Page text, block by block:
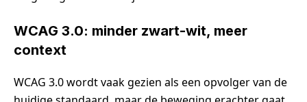
WCAG 3.0: minder zwart-wit, meer
context
WCAG 3.0 wordt vaak gezien als een opvolger van de